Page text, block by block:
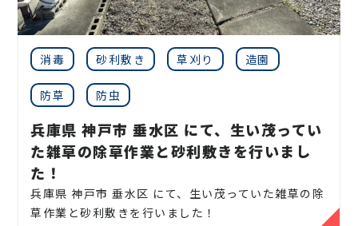
・庭の生垣の２〜６本、木を切って欲しい、伐採して
ほしい
・マンションなどの敷地林の伐採をしてほしい（一
本〜数十本までの大型案件でも対応可）
・庭木の剪定
・庭木の刈り込み
・庭の芝刈り
・庭の除草
・庭の草刈り
・枝落とし
・神社やお寺のご神木まで対応します
のこと外構工事やエクステリア工事まで自社で一気
通貫で行っております。
無駄なコストは削減し、お客様に寄り添った作業を
提案しております。
お庭のことなら伐採サポートセンター
連絡ください！
お庭や木に関するお悩みに全力でご対応させて頂き
ます。
見積りは無料ですので、相場などのお問い合わせやご
相談はお気軽にご連絡ください。
消毒 砂利敷き 草刈り 造園
防草 防虫
兵庫県 神戸市 垂水区 にて、生い茂ってい
た雑草の除草作業と砂利敷きを行いまし
た！
兵庫県 神戸市 垂水区 にて、生い茂っていた雑草の除
草作業と砂利敷きを行いました！